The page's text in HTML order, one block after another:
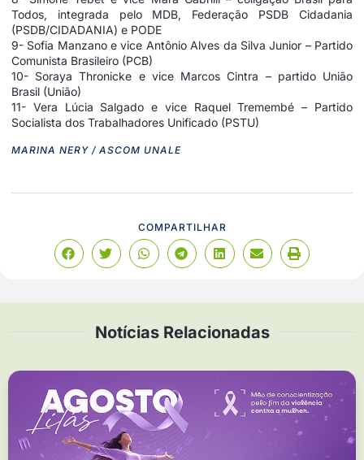
Todos, integrada pelo MDB, Federação PSDB Cidadania
(PSDB/CIDADANIA) e PODE
9- Sofia Manzano e vice Antônio Alves da Silva Junior – Partido
Comunista Brasileiro (PCB)
10- Soraya Thronicke e vice Marcos Cintra – partido União
Brasil (União)
11- Vera Lúcia Salgado e vice Raquel Tremembé – Partido
Socialista dos Trabalhadores Unificado (PSTU)
MARINA NERY / ASCOM UNALE
COMPARTILHAR
Notícias Relacionadas